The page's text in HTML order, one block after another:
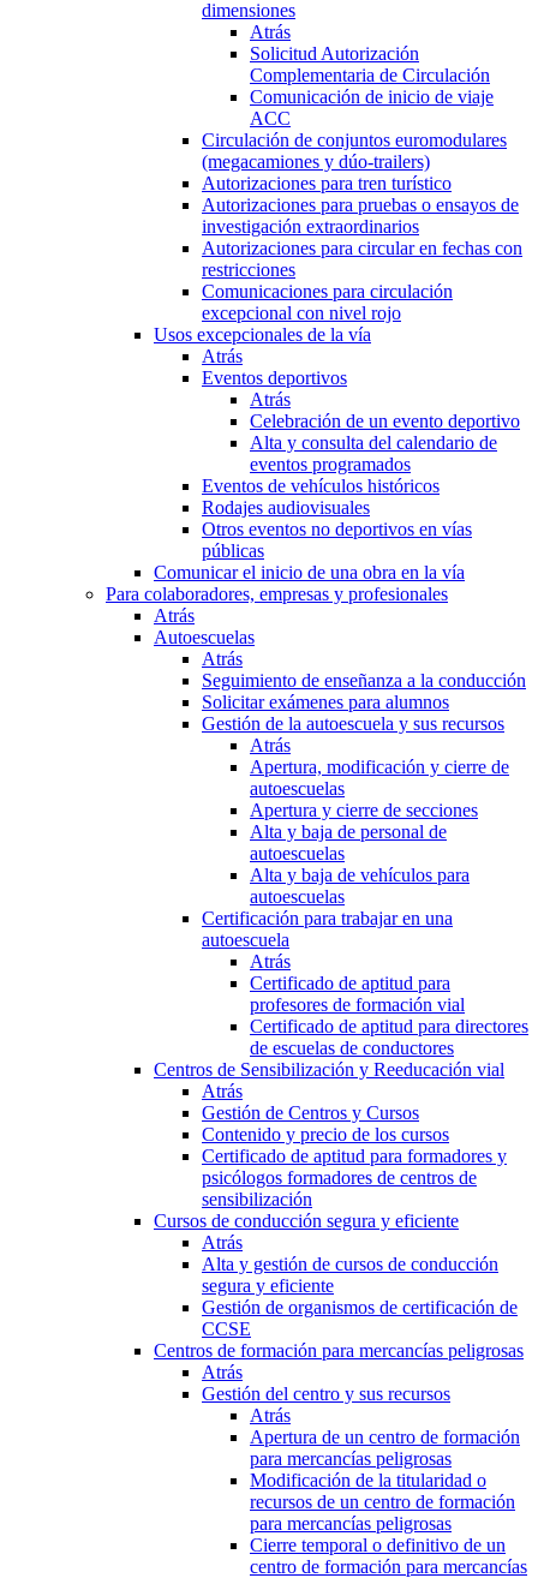
dimensiones
Atrás
Solicitud Autorización
Complementaria de Circulación
Comunicación de inicio de viaje
ACC
Circulación de conjuntos euromodulares
(megacamiones y dúo-trailers)
Autorizaciones para tren turístico
Autorizaciones para pruebas o ensayos de
investigación extraordinarios
Autorizaciones para circular en fechas con
restricciones
Comunicaciones para circulación
excepcional con nivel rojo
Usos excepcionales de la vía
Atrás
Eventos deportivos
Atrás
Celebración de un evento deportivo
Alta y consulta del calendario de
eventos programados
Eventos de vehículos históricos
Rodajes audiovisuales
Otros eventos no deportivos en vías
públicas
Comunicar el inicio de una obra en la vía
Para colaboradores, empresas y profesionales
Atrás
Autoescuelas
Atrás
Seguimiento de enseñanza a la conducción
Solicitar exámenes para alumnos
Gestión de la autoescuela y sus recursos
Atrás
Apertura, modificación y cierre de
autoescuelas
Apertura y cierre de secciones
Alta y baja de personal de
autoescuelas
Alta y baja de vehículos para
autoescuelas
Certificación para trabajar en una
autoescuela
Atrás
Certificado de aptitud para
profesores de formación vial
Certificado de aptitud para directores
de escuelas de conductores
Centros de Sensibilización y Reeducación vial
Atrás
Gestión de Centros y Cursos
Contenido y precio de los cursos
Certificado de aptitud para formadores y
psicólogos formadores de centros de
sensibilización
Cursos de conducción segura y eficiente
Atrás
Alta y gestión de cursos de conducción
segura y eficiente
Gestión de organismos de certificación de
CCSE
Centros de formación para mercancías peligrosas
Atrás
Gestión del centro y sus recursos
Atrás
Apertura de un centro de formación
para mercancías peligrosas
Modificación de la titularidad o
recursos de un centro de formación
para mercancías peligrosas
Cierre temporal o definitivo de un
centro de formación para mercancías